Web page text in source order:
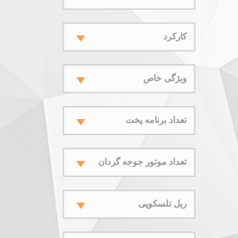
کارکرد
ویژگی خاص
تعداد برنامه پخت
تعداد موتور جوجه گردان
ریل تلسکوپی